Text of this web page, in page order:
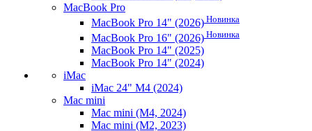
MacBook Pro
MacBook Pro 14" (2026) Новинка
MacBook Pro 16" (2026) Новинка
MacBook Pro 14" (2025)
MacBook Pro 14" (2024)
iMac
iMac 24" M4 (2024)
Mac mini
Mac mini (M4, 2024)
Mac mini (M2, 2023)